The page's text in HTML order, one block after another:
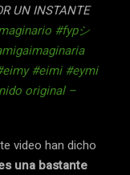
UN INSTANTE
#fypシ
#eimi #eymi
original –
video han dicho
una bastante